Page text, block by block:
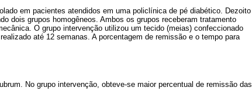
em pacientes atendidos em uma policlínica de pé diabético. Dezoito
dois grupos homogêneos. Ambos os grupos receberam tratamento
O grupo intervenção utilizou um tecido (meias) confeccionado
até 12 semanas. A porcentagem de remissão e o tempo para
No grupo intervenção, obteve-se maior percentual de remissão das